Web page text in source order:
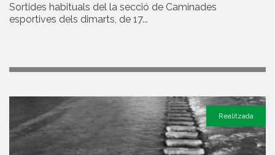
Sortides habituals del la secció de Caminades
esportives dels dimarts, de 17...
Realitzada